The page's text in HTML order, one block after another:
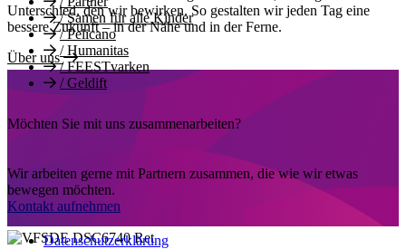
/Samen für alle Kinder
/Pelicano
/Humanitas
/FEESTvarken
/Geldift
Möchten Sie mit uns zusammenarbeiten?
Wir arbeiten gerne mit Partnern zusammen, die wie wir etwas
bewegen möchten.
Kontakt aufnehmen
Datenschutzerklärung
Unterschied, den wir bewirken. So gestalten wir jeden Tag eine
bessere Zukunft – in der Nähe und in der Ferne.
Über uns